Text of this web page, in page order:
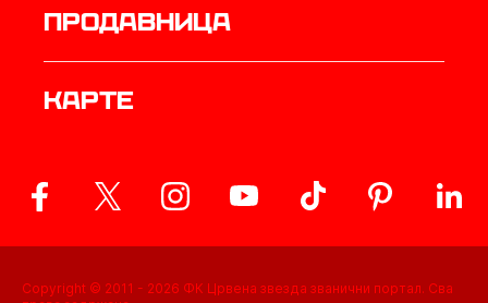
продавница
Карте
Copyright © 2011 - 2026 ФК Црвена звезда званични портал. Сва